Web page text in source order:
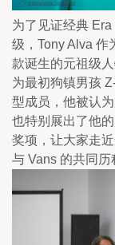
为了见证经典
级，Tony Alva 作
款诞生的元祖级
为最初狗镇男孩
型成员，他被认
也特别展出了他
奖项，让大家走
与 Vans 的共同历